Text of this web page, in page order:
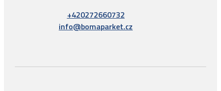
+420272660732
info@bomaparket.cz